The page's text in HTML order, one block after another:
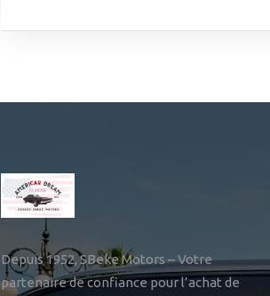
Depuis 1952, SBeke Motors – Votre
partenaire de confiance pour l’achat de